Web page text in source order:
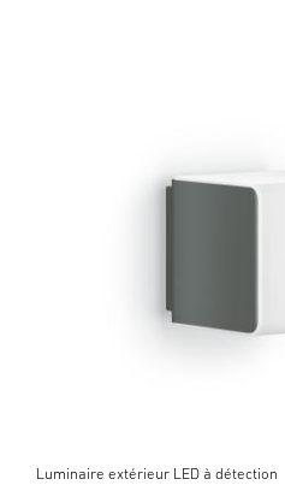
Luminaire extérieur LED à détection